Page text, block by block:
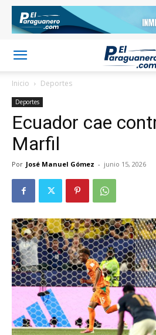
Inicio Deportes
Deportes
Ecuador cae
Marfil
Por José Manuel Gómez - junio 15, 2026